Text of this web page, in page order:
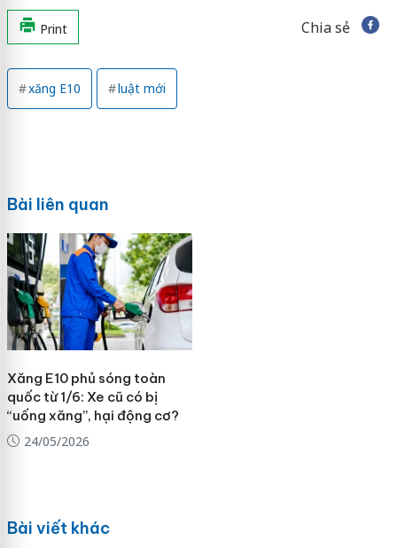
Print Chia sẻ
xăng E10 luật mới
Bài liên quan
Xăng E10 phủ sóng toàn
quốc từ 1/6: Xe cũ có bị
“uống xăng”, hại động cơ?
24/05/2026
Bài viết khác